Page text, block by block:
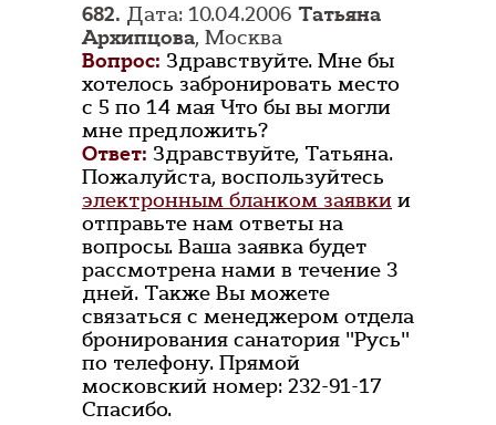
682. Дата: 10.04.2006 Татьяна
Архипцова, Москва
Вопрос: Здравствуйте. Мне бы
хотелось забронировать место
с 5 по 14 мая Что бы вы могли
мне предложить?
Ответ: Здравствуйте, Татьяна.
Пожалуйста, воспользуйтесь
электронным бланком заявки и
отправьте нам ответы на
вопросы. Ваша заявка будет
рассмотрена нами в течение 3
дней. Также Вы можете
связаться с менеджером отдела
бронирования санатория "Русь"
по телефону. Прямой
московский номер: 232-91-17
Спасибо.